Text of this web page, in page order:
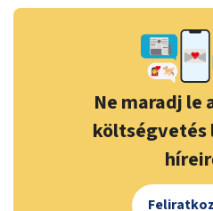
Ne maradj le
költségvetés